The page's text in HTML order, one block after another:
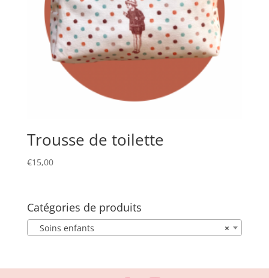
Trousse de toilette
€15,00
Catégories de produits
×
Soins enfants